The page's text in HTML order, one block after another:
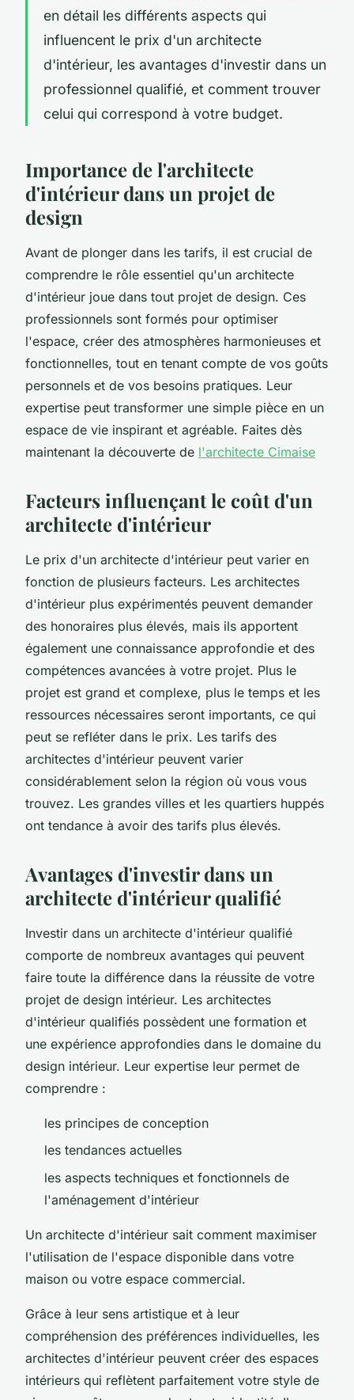
en détail les différents aspects qui
influencent le prix d'un architecte
d'intérieur, les avantages d'investir dans un
professionnel qualifié, et comment trouver
celui qui correspond à votre budget.
Importance de l'architecte
d'intérieur dans un projet de
design
Avant de plonger dans les tarifs, il est crucial de
comprendre le rôle essentiel qu'un architecte
d'intérieur joue dans tout projet de design. Ces
professionnels sont formés pour optimiser
l'espace, créer des atmosphères harmonieuses et
fonctionnelles, tout en tenant compte de vos goûts
personnels et de vos besoins pratiques. Leur
expertise peut transformer une simple pièce en un
espace de vie inspirant et agréable. Faites dès
maintenant la découverte de l'architecte Cimaise
Facteurs influençant le coût d'un
architecte d'intérieur
Le prix d'un architecte d'intérieur peut varier en
fonction de plusieurs facteurs. Les architectes
d'intérieur plus expérimentés peuvent demander
des honoraires plus élevés, mais ils apportent
également une connaissance approfondie et des
compétences avancées à votre projet. Plus le
projet est grand et complexe, plus le temps et les
ressources nécessaires seront importants, ce qui
peut se refléter dans le prix. Les tarifs des
architectes d'intérieur peuvent varier
considérablement selon la région où vous vous
trouvez. Les grandes villes et les quartiers huppés
ont tendance à avoir des tarifs plus élevés.
Avantages d'investir dans un
architecte d'intérieur qualifié
Investir dans un architecte d'intérieur qualifié
comporte de nombreux avantages qui peuvent
faire toute la différence dans la réussite de votre
projet de design intérieur. Les architectes
d'intérieur qualifiés possèdent une formation et
une expérience approfondies dans le domaine du
design intérieur. Leur expertise leur permet de
comprendre :
les principes de conception
les tendances actuelles
les aspects techniques et fonctionnels de
l'aménagement d'intérieur
Un architecte d'intérieur sait comment maximiser
l'utilisation de l'espace disponible dans votre
maison ou votre espace commercial.
Grâce à leur sens artistique et à leur
compréhension des préférences individuelles, les
architectes d'intérieur peuvent créer des espaces
intérieurs qui reflètent parfaitement votre style de